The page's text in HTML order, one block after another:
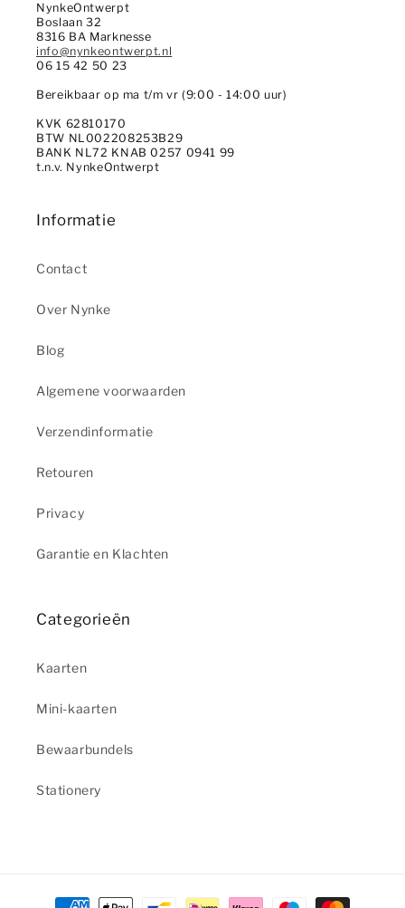
NynkeOntwerpt
Boslaan 32
8316 BA Marknesse
info@nynkeontwerpt.nl
06 15 42 50 23
Bereikbaar op ma t/m vr (9:00 - 14:00 uur)
KVK 62810170
BTW NL002208253B29
BANK NL72 KNAB 0257 0941 99
t.n.v. NynkeOntwerpt
Informatie
Contact
Over Nynke
Blog
Algemene voorwaarden
Verzendinformatie
Retouren
Privacy
Garantie en Klachten
Categorieën
Kaarten
Mini-kaarten
Bewaarbundels
Stationery
Betaalmethoden